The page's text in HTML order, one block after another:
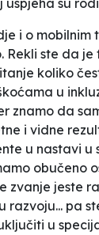
uspjeha su
i o mobilnim
Rekli ste da je
koliko
u
znamo da
i vidne
u nastavi u
obučeno
zvanje jeste
razvoju... pa
u